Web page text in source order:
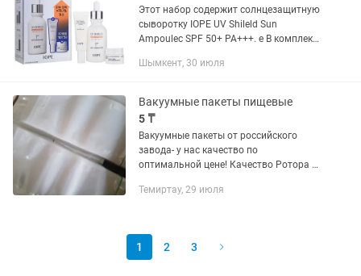
Этот набор содержит солнцезащитную
сыворотку IOPE UV Shileld Sun
Ampoulec SPF 50+ РА+++. е В комплект
сыворотка с ретинолом (10 мл) и крем
Шымкент, 30 июля
Вакуумные пакеты пищевые
5 ₸
Вакуумные пакеты от российского
завода- у нас качество по
оптимальной цене! Качество Ротора и
Темиртау, 29 июля
1 2 3